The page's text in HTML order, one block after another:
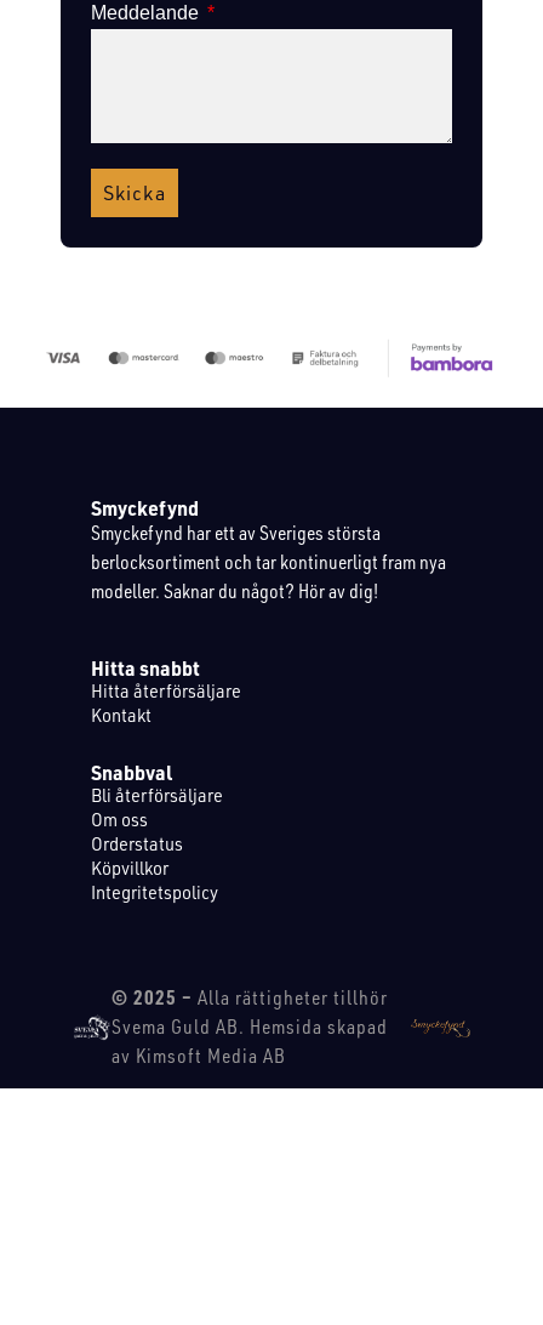
Meddelande
Skicka
Smyckefynd
Smyckefynd har ett av Sveriges största
berlocksortiment och tar kontinuerligt fram nya
modeller. Saknar du något? Hör av dig!
Hitta snabbt
Hitta återförsäljare
Kontakt
Snabbval
Bli återförsäljare
Om oss
Orderstatus
Köpvillkor
Integritetspolicy
© 2025 – Alla rättigheter tillhör
Svema Guld AB. Hemsida skapad
av Kimsoft Media AB